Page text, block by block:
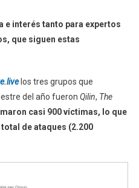
e interés tanto para expertos
que siguen estas
los tres grupos que
del año fueron Qilin, The
casi 900 víctimas, lo que
de ataques (2.200